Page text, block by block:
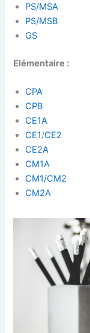
PS/MSA
PS/MSB
GS
Elémentaire :
CPA
CPB
CE1A
CE1/CE2
CE2A
CM1A
CM1/CM2
CM2A